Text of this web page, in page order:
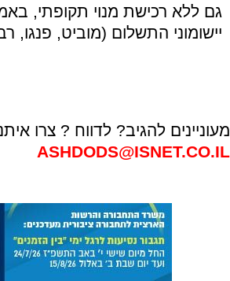
גם ללא רכישת מנוי תקופתי,
יישומוני התשלום (מוביט, פנגו,
מעוניינים להגיב? לדווח ? צרו
ASHDODS@ISNET.CO.IL